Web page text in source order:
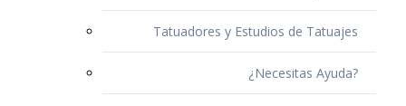
Tatuadores y Estudios de Tatuajes
¿Necesitas Ayuda?